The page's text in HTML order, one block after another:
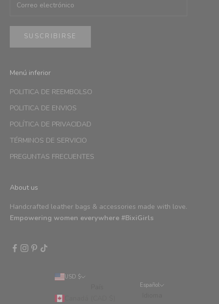
SUSCRIBIRSE
Menú inferior
POLITICA DE REEMBOLSO
POLITICA DE ENVIOS
POLÍTICA DE PRIVACIDAD
TÉRMINOS DE SERVICIO
PREGUNTAS FRECUENTES
About us
Handcrafted leather bags & accessories made with love.
Empowering women everywhere #BixiGirls
USD $
Español